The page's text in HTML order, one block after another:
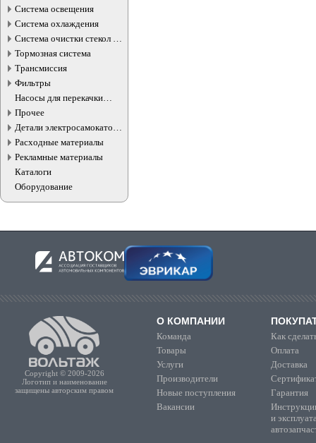
Система освещения
Система охлаждения
Система очистки стекол и
фар
Тормозная система
Трансмиссия
Фильтры
Насосы для перекачки
жидкостей
Прочее
Детали электросамокатов и
электротранспорта
Расходные материалы
Рекламные материалы
Каталоги
Оборудование
Copyright © 2009-2026
Логотип и наименование
защищены авторским правом
О КОМПАНИИ
Команда
Товары
Услуги
Производители
Новые поступления
Вакансии
Как
Оплата
Доставка
Гарантия
и